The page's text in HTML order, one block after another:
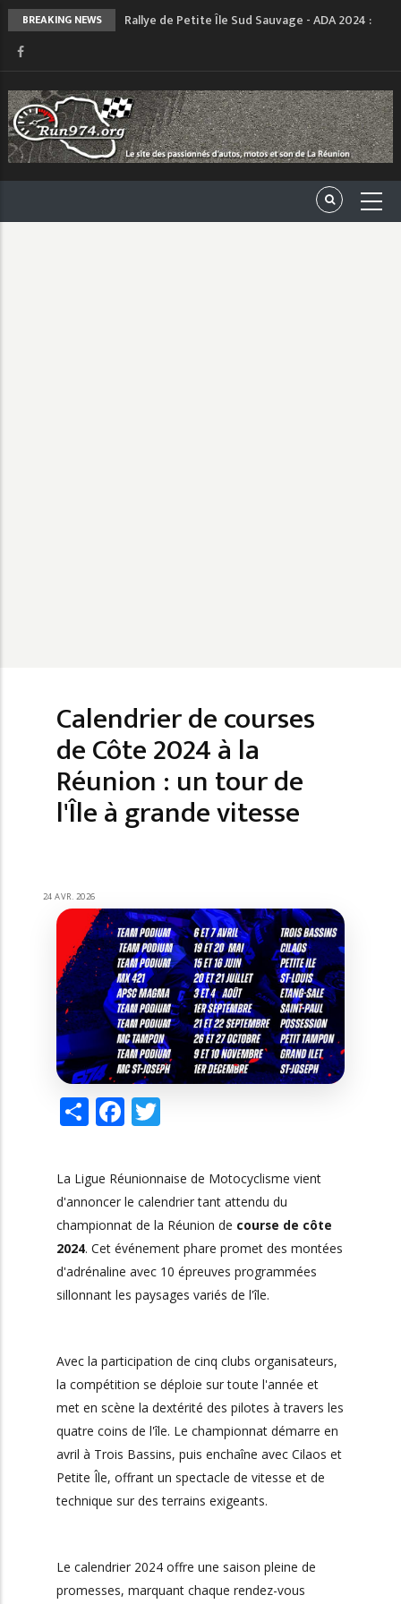
BREAKING NEWS
Rallye de Petite Île Sud Sauvage - ADA 2024 :
RUNS
Calendrier de courses
de Côte 2024 à la
Réunion : un tour de
l'Île à grande vitesse
ShareFacebook
La Ligue Réunionnaise de Motocyclisme vient
d'annoncer le calendrier tant attendu du
championnat de la Réunion de course de côte
2024. Cet événement phare promet des montées
d'adrénaline avec 10 épreuves programmées
sillonnant les paysages variés de l'île.
Avec la participation de cinq clubs organisateurs,
la compétition se déploie sur toute l'année et
met en scène la dextérité des pilotes à travers les
quatre coins de l'île. Le championnat démarre en
avril à Trois Bassins, puis enchaîne avec Cilaos et
Petite Île, offrant un spectacle de vitesse et de
technique sur des terrains exigeants.
Le calendrier 2024 offre une saison pleine de
promesses, marquant chaque rendez-vous